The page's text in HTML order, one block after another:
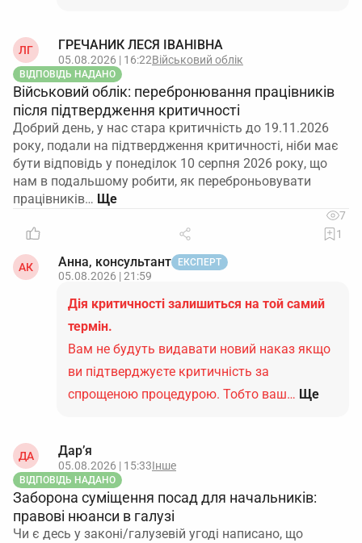
ЛГ ГРЕЧАНИК ЛЕСЯ ІВАНІВНА
05.08.2026 | 16:22Військовий облік
ВІДПОВІДЬ НАДАНО
Військовий облік: перебронювання працівників
після підтвердження критичності
Добрий день, у нас стара критичність до 19.11.2026
року, подали на підтвердження критичності, ніби має
бути відповідь у понеділок 10 серпня 2026 року, що
нам в подальшому робити, як переброньовувати
працівників…
7
1
АК Анна, консультант ЕКСПЕРТ
05.08.2026 | 21:59
Дія критичності залишиться на той самий
термін.
Вам не будуть видавати новий наказ якщо
ви підтверджуєте критичність за
спрощеною процедурою. Тобто ваш… Ще
ДА Дар’я
05.08.2026 | 15:33Інше
ВІДПОВІДЬ НАДАНО
Заборона суміщення посад для начальників:
правові нюанси в галузі
Чи є десь у законі/галузевій угоді написано, що